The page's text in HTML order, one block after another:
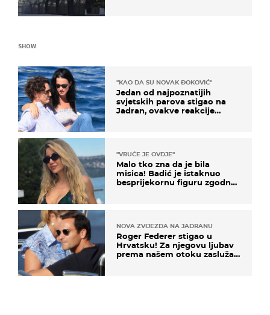
SHOW
"KAO DA SU NOVAK ĐOKOVIĆ"
Jedan od najpoznatijih
svjetskih parova stigao na
Jadran, ovakve reakcije
"VRUĆE JE OVDJE"
Malo tko zna da je bila
misica! Badić je istaknuo
besprijekornu figuru zgodne
NOVA ZVIJEZDA NA JADRANU
Roger Federer stigao u
Hrvatsku! Za njegovu ljubav
prema našem otoku zaslužan